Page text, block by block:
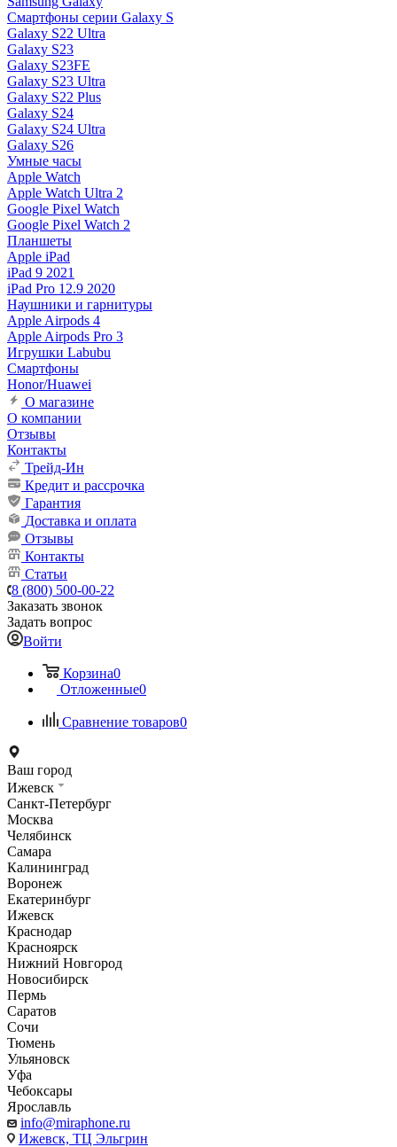
Смартфоны серии Galaxy S
Galaxy S22 Ultra
Galaxy S23
Galaxy S23FE
Galaxy S23 Ultra
Galaxy S22 Plus
Galaxy S24
Galaxy S24 Ultra
Galaxy S26
Умные часы
Apple Watch
Apple Watch Ultra 2
Google Pixel Watch
Google Pixel Watch 2
Планшеты
Apple iPad
iPad 9 2021
iPad Pro 12.9 2020
Наушники и гарнитуры
Apple Airpods 4
Apple Airpods Pro 3
Игрушки Labubu
Смартфоны
Honor/Huawei
О магазине
О компании
Отзывы
Контакты
Трейд-Ин
Кредит и рассрочка
Гарантия
Доставка и оплата
Отзывы
Контакты
Статьи
8 (800) 500-00-22
Заказать звонок
Задать вопрос
Войти
Корзина0
Отложенные0
Сравнение товаров0
Ваш город
Ижевск
Санкт-Петербург
Москва
Челябинск
Самара
Калининград
Воронеж
Екатеринбург
Ижевск
Краснодар
Красноярск
Нижний Новгород
Новосибирск
Пермь
Саратов
Сочи
Тюмень
Ульяновск
Уфа
Чебоксары
Ярославль
info@miraphone.ru
Ижевск, ТЦ Эльгрин